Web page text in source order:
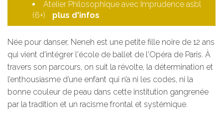
Atelier Philosophique avec Imprudence asbl
(6+)
plus d'infos
Née pour danser, Neneh est une petite fille noire de 12 ans
qui vient d'intégrer l'école de ballet de l'Opéra de Paris. À
travers son parcours, on suit la révolte, la détermination et
l’enthousiasme d’une enfant qui n’a ni les codes, ni la
bonne couleur de peau dans cette institution gangrenée
par la tradition et un racisme frontal et systémique.